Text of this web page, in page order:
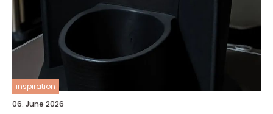
inspiration
06. June 2026